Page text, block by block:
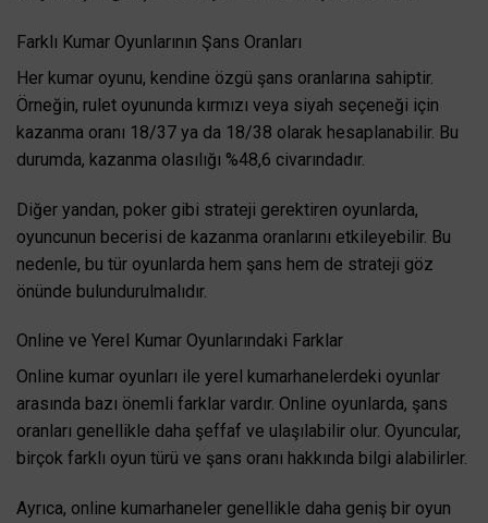
Farklı Kumar Oyunlarının Şans Oranları
Her kumar oyunu, kendine özgü şans oranlarına sahiptir.
Örneğin, rulet oyununda kırmızı veya siyah seçeneği için
kazanma oranı 18/37 ya da 18/38 olarak hesaplanabilir. Bu
durumda, kazanma olasılığı %48,6 civarındadır.
Diğer yandan, poker gibi strateji gerektiren oyunlarda,
oyuncunun becerisi de kazanma oranlarını etkileyebilir. Bu
nedenle, bu tür oyunlarda hem şans hem de strateji göz
önünde bulundurulmalıdır.
Online ve Yerel Kumar Oyunlarındaki Farklar
Online kumar oyunları ile yerel kumarhanelerdeki oyunlar
arasında bazı önemli farklar vardır. Online oyunlarda, şans
oranları genellikle daha şeffaf ve ulaşılabilir olur. Oyuncular,
birçok farklı oyun türü ve şans oranı hakkında bilgi alabilirler.
Ayrıca, online kumarhaneler genellikle daha geniş bir oyun